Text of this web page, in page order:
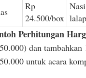
Rp
24.500/box
Perhitungan
dan
untuk acara